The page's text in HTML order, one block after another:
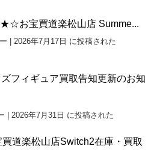
お宝買道楽松山店 Summe...
|2026年7月17日 に投稿された
フィギュア買取告知更新のお知
|2026年7月31日 に投稿された
道楽松山店Switch2在庫・買取